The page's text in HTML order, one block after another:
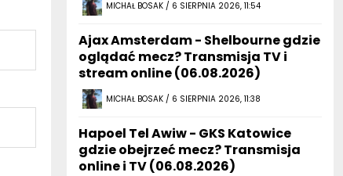
Ajax Amsterdam - Shelbourne gdzie
stream online (06.08.2026)
MICHAŁ BOSAK / 6 SIERPNIA 2026, 11:38
Hapoel Tel Awiw - GKS Katowice
online i TV (06.08.2026)
MICHAŁ BOSAK / 6 SIERPNIA 2026, 11:19